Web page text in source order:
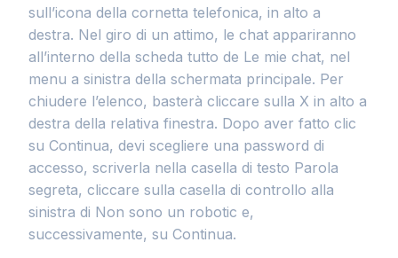
sull’icona della cornetta telefonica, in alto a
destra. Nel giro di un attimo, le chat appariranno
all’interno della scheda tutto de Le mie chat, nel
menu a sinistra della schermata principale. Per
chiudere l’elenco, basterà cliccare sulla X in alto a
destra della relativa finestra. Dopo aver fatto clic
su Continua, devi scegliere una password di
accesso, scriverla nella casella di testo Parola
segreta, cliccare sulla casella di controllo alla
sinistra di Non sono un robotic e,
successivamente, su Continua.